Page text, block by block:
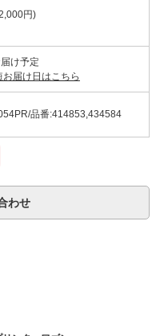
円)
け予定
届け日はこちら
品番:414853,434584